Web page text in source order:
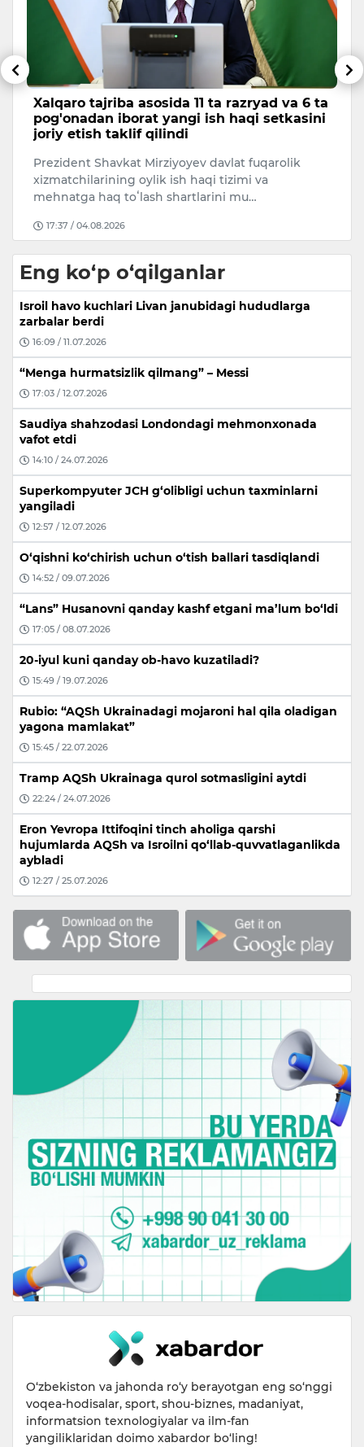
Xalqaro tajriba asosida 11 ta razryad va 6 ta
pog'onadan iborat yangi ish haqi setkasini
joriy etish taklif qilindi
Prezident Shavkat Mirziyoyev davlat fuqarolik
xizmatchilarining oylik ish haqi tizimi va
mehnatga haq toʻlash shartlarini mu…
17:37 / 04.08.2026
Eng ko‘p o‘qilganlar
Isroil havo kuchlari Livan janubidagi hududlarga
zarbalar berdi
16:09 / 11.07.2026
“Menga hurmatsizlik qilmang” – Messi
17:03 / 12.07.2026
Saudiya shahzodasi Londondagi mehmonxonada
vafot etdi
14:10 / 24.07.2026
Superkompyuter JCH g‘olibligi uchun taxminlarni
yangiladi
12:57 / 12.07.2026
O‘qishni ko‘chirish uchun o‘tish ballari tasdiqlandi
14:52 / 09.07.2026
“Lans” Husanovni qanday kashf etgani ma’lum bo‘ldi
17:05 / 08.07.2026
20-iyul kuni qanday ob-havo kuzatiladi?
15:49 / 19.07.2026
Rubio: “AQSh Ukrainadagi mojaroni hal qila oladigan
yagona mamlakat”
15:45 / 22.07.2026
Tramp AQSh Ukrainaga qurol sotmasligini aytdi
22:24 / 24.07.2026
Eron Yevropa Ittifoqini tinch aholiga qarshi
hujumlarda AQSh va Isroilni qo‘llab-quvvatlaganlikda
aybladi
12:27 / 25.07.2026
O‘zbekiston va jahonda ro‘y berayotgan eng so‘nggi
voqea-hodisalar, sport, shou-biznes, madaniyat,
informatsion texnologiyalar va ilm-fan
yangiliklaridan doimo xabardor bo‘ling!